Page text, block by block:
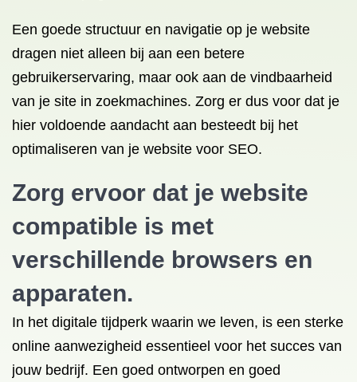
Een goede structuur en navigatie op je website
dragen niet alleen bij aan een betere
gebruikerservaring, maar ook aan de vindbaarheid
van je site in zoekmachines. Zorg er dus voor dat je
hier voldoende aandacht aan besteedt bij het
optimaliseren van je website voor SEO.
Zorg ervoor dat je website
compatible is met
verschillende browsers en
apparaten.
In het digitale tijdperk waarin we leven, is een sterke
online aanwezigheid essentieel voor het succes van
jouw bedrijf. Een goed ontworpen en goed